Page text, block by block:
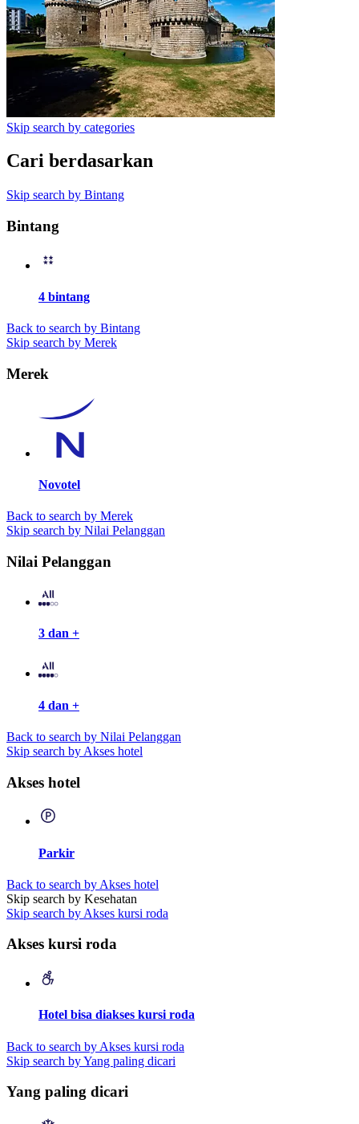
Skip search by categories
Cari berdasarkan
Skip search by Bintang
Bintang
4 bintang
Back to search by Bintang
Skip search by Merek
Merek
Novotel
Back to search by Merek
Skip search by Nilai Pelanggan
Nilai Pelanggan
3 dan +
4 dan +
Back to search by Nilai Pelanggan
Skip search by Akses hotel
Akses hotel
Parkir
Back to search by Akses hotel
Skip search by Kesehatan
Skip search by Akses kursi roda
Akses kursi roda
Hotel bisa diakses kursi roda
Back to search by Akses kursi roda
Skip search by Yang paling dicari
Yang paling dicari